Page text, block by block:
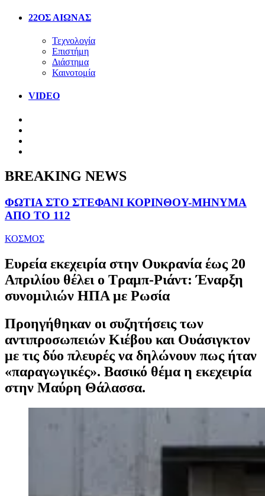
22ΟΣ ΑΙΩΝΑΣ
Τεχνολογία
Επιστήμη
Διάστημα
Καινοτομία
VIDEO
BREAKING NEWS
ΦΩΤΙΑ ΣΤΟ ΣΤΕΦΑΝΙ ΚΟΡΙΝΘΟΥ-ΜΗΝΥΜΑ
ΑΠΟ ΤΟ 112
ΚΟΣΜΟΣ
Ευρεία εκεχειρία στην Ουκρανία έως 20
Απριλίου θέλει ο Τραμπ-Ριάντ: Έναρξη
συνομιλιών ΗΠΑ με Ρωσία
Προηγήθηκαν οι συζητήσεις των
αντιπροσωπειών Κιέβου και Ουάσιγκτον
με τις δύο πλευρές να δηλώνουν πως ήταν
«παραγωγικές». Βασικό θέμα η εκεχειρία
στην Μαύρη Θάλασσα.